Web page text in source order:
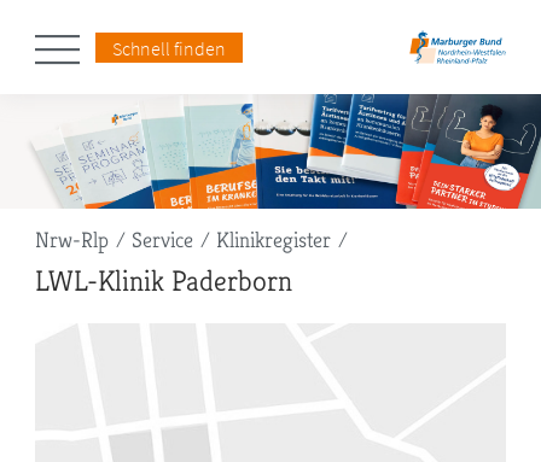
Schnell finden
Pfadnavigation
Nrw-Rlp Service Klinikregister
LWL-Klinik Paderborn